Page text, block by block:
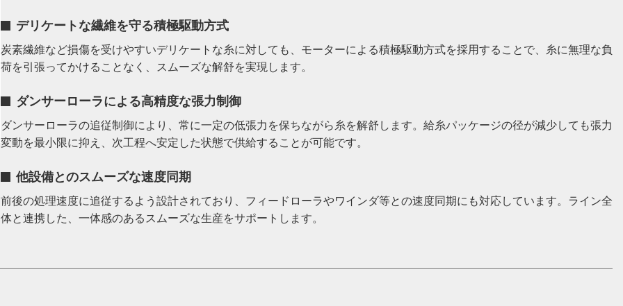
デリケートな繊維を守る積極駆動方式
炭素繊維など損傷を受けやすいデリケートな糸に対しても、モーターによる積極駆動方式を採用することで、糸に無理な負
荷を引張ってかけることなく、スムーズな解舒を実現します。
ダンサーローラによる高精度な張力制御
ダンサーローラの追従制御により、常に一定の低張力を保ちながら糸を解舒します。給糸パッケージの径が減少しても張力
変動を最小限に抑え、次工程へ安定した状態で供給することが可能です。
他設備とのスムーズな速度同期
前後の処理速度に追従するよう設計されており、フィードローラやワインダ等との速度同期にも対応しています。ライン全
体と連携した、一体感のあるスムーズな生産をサポートします。